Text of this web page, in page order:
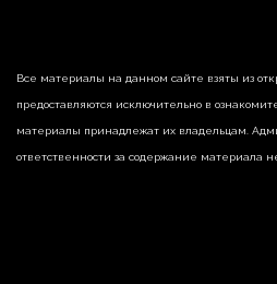
Все материалы на данном сайте взяты из
предоставляются исключительно в
материалы принадлежат их владельцам.
ответственности за содержание материала